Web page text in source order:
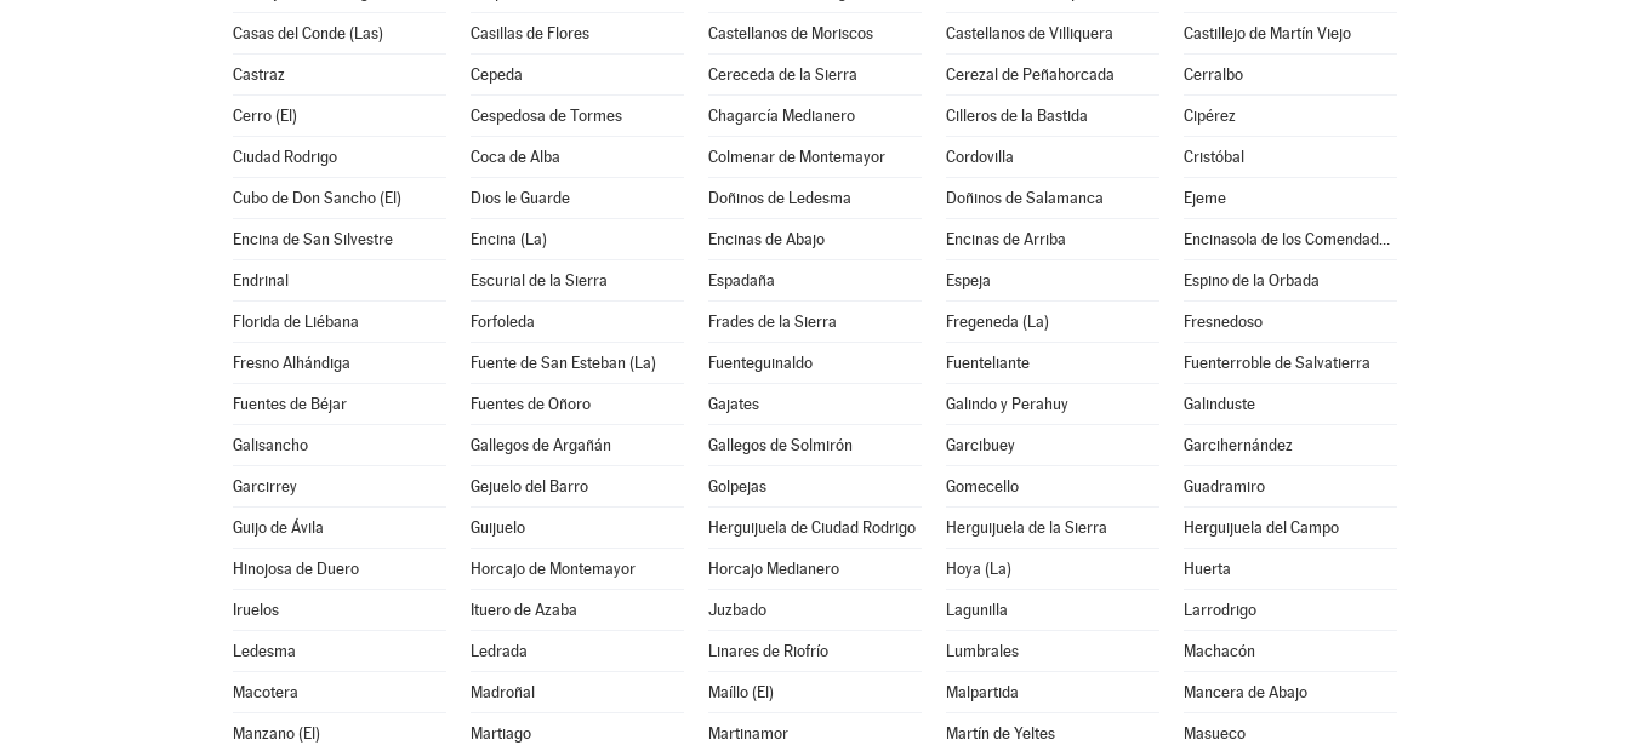
Casas del Conde (Las) Casillas de Flores Castellanos de Moriscos Castellanos de Villiquera Castillejo de Martín Viejo
Castraz Cepeda Cereceda de la Sierra Cerezal de Peñahorcada Cerralbo
Cerro (El) Cespedosa de Tormes Chagarcía Medianero Cilleros de la Bastida Cipérez
Ciudad Rodrigo Coca de Alba Colmenar de Montemayor Cordovilla Cristóbal
Cubo de Don Sancho (El) Dios le Guarde Doñinos de Ledesma Doñinos de Salamanca Ejeme
Encina de San Silvestre Encina (La) Encinas de Abajo Encinas de Arriba Encinasola de los Comendadores
Endrinal Escurial de la Sierra Espadaña Espeja Espino de la Orbada
Florida de Liébana Forfoleda Frades de la Sierra Fregeneda (La) Fresnedoso
Fresno Alhándiga Fuente de San Esteban (La) Fuenteguinaldo Fuenteliante Fuenterroble de Salvatierra
Fuentes de Béjar Fuentes de Oñoro Gajates Galindo y Perahuy Galinduste
Galisancho Gallegos de Argañán Gallegos de Solmirón Garcibuey Garcihernández
Garcirrey Gejuelo del Barro Golpejas Gomecello Guadramiro
Guijo de Ávila Guijuelo Herguijuela de Ciudad Rodrigo Herguijuela de la Sierra Herguijuela del Campo
Hinojosa de Duero Horcajo de Montemayor Horcajo Medianero Hoya (La) Huerta
Iruelos Ituero de Azaba Juzbado Lagunilla Larrodrigo
Ledesma Ledrada Linares de Riofrío Lumbrales Machacón
Macotera Madroñal Maíllo (El) Malpartida Mancera de Abajo
Manzano (El) Martiago Martinamor Martín de Yeltes Masueco